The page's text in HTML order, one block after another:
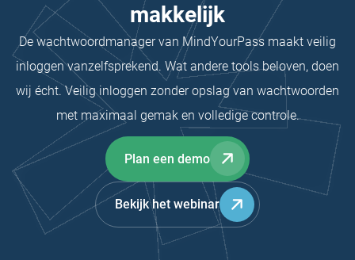
makkelijk
De wachtwoordmanager van MindYourPass maakt veilig
inloggen vanzelfsprekend. Wat andere tools beloven, doen
wij écht. Veilig inloggen zonder opslag van wachtwoorden
met maximaal gemak en volledige controle.
Plan een demo
Bekijk het webinar